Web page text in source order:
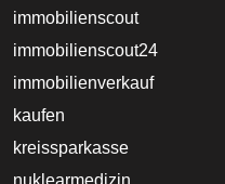
immobilienscout
immobilienscout24
immobilienverkauf
kaufen
kreissparkasse
nuklearmedizin